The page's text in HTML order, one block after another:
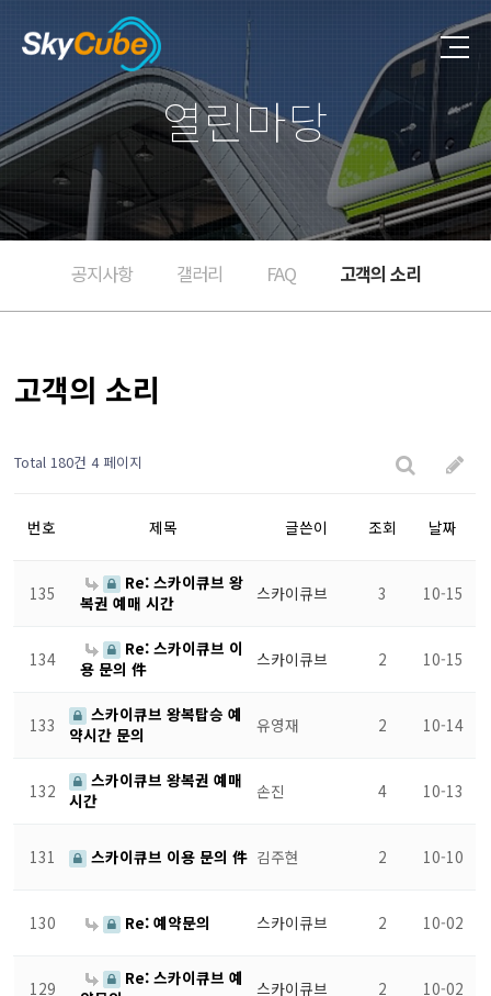
열린마당
공지사항 갤러리 FAQ 고객의 소리
고객의 소리
Total 180건 4 페이지
번호 제목 글쓴이 조회 날짜
135
Re: 스카이큐브 왕
복권 예매 시간
스카이큐브 3 10-15
134
Re: 스카이큐브 이
용 문의 件
스카이큐브 2 10-15
133
스카이큐브 왕복탑승 예
약시간 문의
유영재 2 10-14
132
스카이큐브 왕복권 예매
시간
손진 4 10-13
131 스카이큐브 이용 문의 件 김주현 2 10-10
130 Re: 예약문의 스카이큐브 2 10-02
129
Re: 스카이큐브 예
스카이큐브 2 10-02